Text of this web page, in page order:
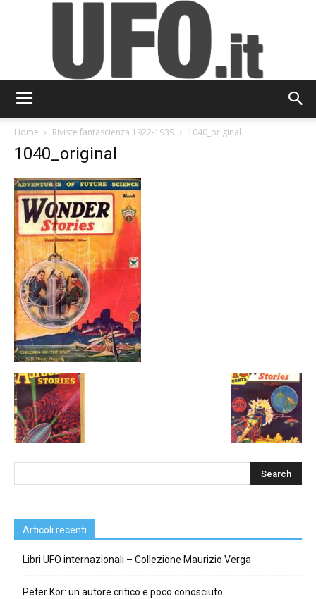
Home Riviste fantascienza 1922-1939 1040_original
1040_original
Articoli recenti
Libri UFO internazionali – Collezione Maurizio Verga
Peter Kor: un autore critico e poco conosciuto